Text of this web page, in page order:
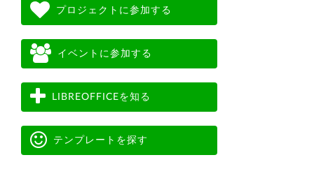
プロジェクトに参加する
イベントに参加する
LIBREOFFICEを知る
テンプレートを探す